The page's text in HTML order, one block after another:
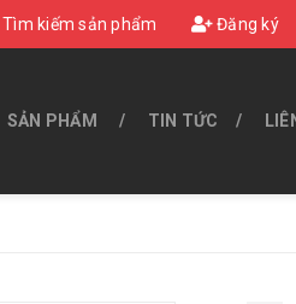
Tìm kiếm sản phẩm Đăng ký
SẢN PHẨM TIN TỨC